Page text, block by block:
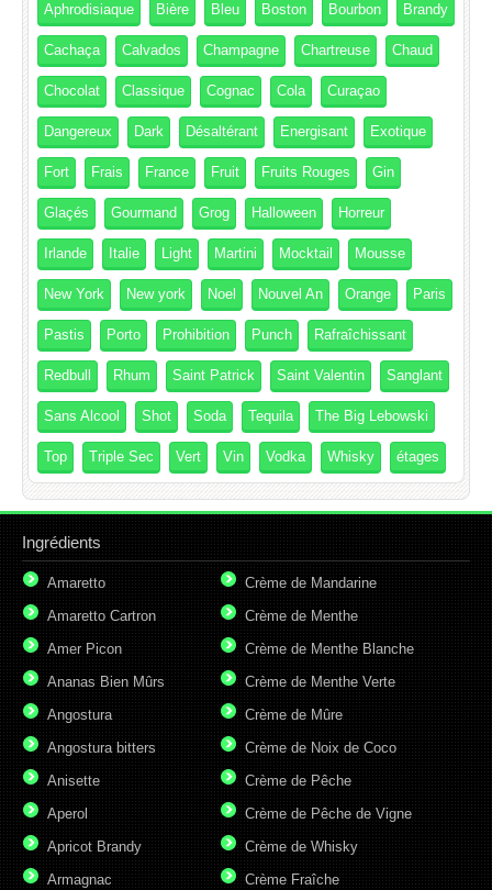
Aphrodisiaque Bière Bleu Boston Bourbon Brandy
Cachaça Calvados Champagne Chartreuse Chaud
Chocolat Classique Cognac Cola Curaçao
Dangereux Dark Désaltérant Energisant Exotique
Fort Frais France Fruit Fruits Rouges Gin
Glaçés Gourmand Grog Halloween Horreur
Irlande Italie Light Martini Mocktail Mousse
New York New york Noel Nouvel An Orange Paris
Pastis Porto Prohibition Punch Rafraîchissant
Redbull Rhum Saint Patrick Saint Valentin Sanglant
Sans Alcool Shot Soda Tequila The Big Lebowski
Top Triple Sec Vert Vin Vodka Whisky étages
Ingrédients
Amaretto
Amaretto Cartron
Amer Picon
Ananas Bien Mûrs
Angostura
Angostura bitters
Anisette
Aperol
Apricot Brandy
Armagnac
Crème de Mandarine
Crème de Menthe
Crème de Menthe Blanche
Crème de Menthe Verte
Crème de Mûre
Crème de Noix de Coco
Crème de Pêche
Crème de Pêche de Vigne
Crème de Whisky
Crème Fraîche